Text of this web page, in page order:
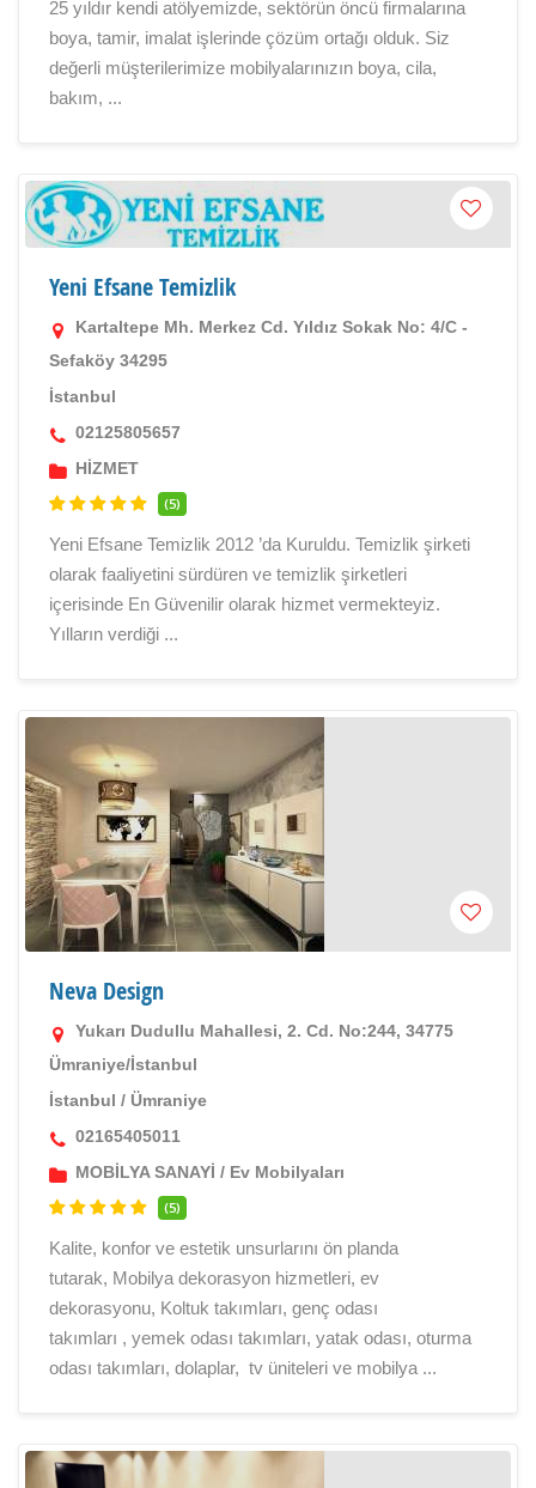
25 yıldır kendi atölyemizde, sektörün öncü firmalarına
boya, tamir, imalat işlerinde çözüm ortağı olduk. Siz
değerli müşterilerimize mobilyalarınızın boya, cila,
bakım, ...
Yeni Efsane Temizlik
Kartaltepe Mh. Merkez Cd. Yıldız Sokak No: 4/C -
Sefaköy 34295
İstanbul
02125805657
HİZMET
(5)
Yeni Efsane Temizlik 2012 ’da Kuruldu. Temizlik şirketi
olarak faaliyetini sürdüren ve temizlik şirketleri
içerisinde En Güvenilir olarak hizmet vermekteyiz.
Yılların verdiği ...
Neva Design
Yukarı Dudullu Mahallesi, 2. Cd. No:244, 34775
Ümraniye/İstanbul
İstanbul / Ümraniye
02165405011
MOBİLYA SANAYİ / Ev Mobilyaları
(5)
Kalite, konfor ve estetik unsurlarını ön planda
tutarak, Mobilya dekorasyon hizmetleri, ev
dekorasyonu, Koltuk takımları, genç odası
takımları , yemek odası takımları, yatak odası, oturma
odası takımları, dolaplar, tv üniteleri ve mobilya ...